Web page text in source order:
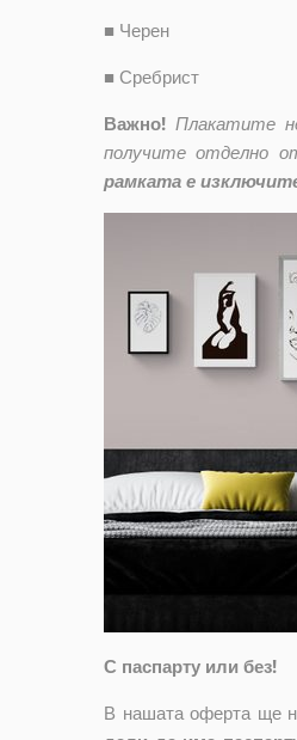
■ Черен
■ Сребрист
Важно! Плакатите
получите отделно
рамката е
С паспарту или без!
В нашата оферта ще